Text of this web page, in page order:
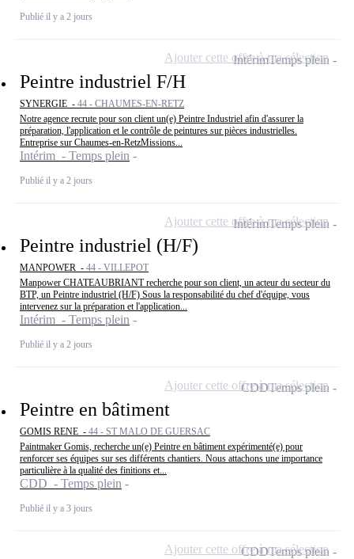
Publié il y a 2 jours
Peintre industriel F/H
SYNERGIE - 44 - CHAUMES-EN-RETZ
Notre agence recrute pour son client un(e) Peintre Industriel afin d'assurer la
préparation, l'application et le contrôle de peintures sur pièces industrielles.
Entreprise sur Chaumes-en-RetzMissions...
Intérim - Temps plein
Publié il y a 2 jours
IntérimTemps plein
Ajouter cette offre à ma sélection
Peintre industriel (H/F)
MANPOWER - 44 - VILLEPOT
Manpower CHATEAUBRIANT recherche pour son client, un acteur du secteur du
BTP, un Peintre industriel (H/F) Sous la responsabilité du chef d'équipe, vous
intervenez sur la préparation et l'application...
Intérim - Temps plein
Publié il y a 2 jours
IntérimTemps plein
Ajouter cette offre à ma sélection
Peintre en bâtiment
GOMIS RENE - 44 - ST MALO DE GUERSAC
Paintmaker Gomis, recherche un(e) Peintre en bâtiment expérimenté(e) pour
renforcer ses équipes sur ses différents chantiers. Nous attachons une importance
particulière à la qualité des finitions et...
CDD - Temps plein
Publié il y a 3 jours
CDDTemps plein
Ajouter cette offre à ma sélection
CDDTemps plein
Ajouter cette offre à ma sélection